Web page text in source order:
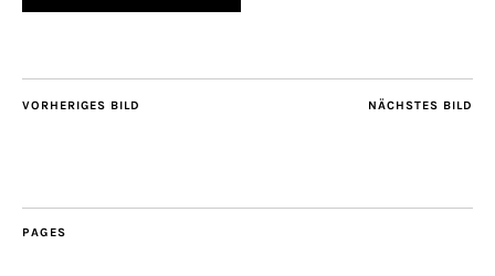
NÄCHSTES BILD
VORHERIGES BILD
PAGES